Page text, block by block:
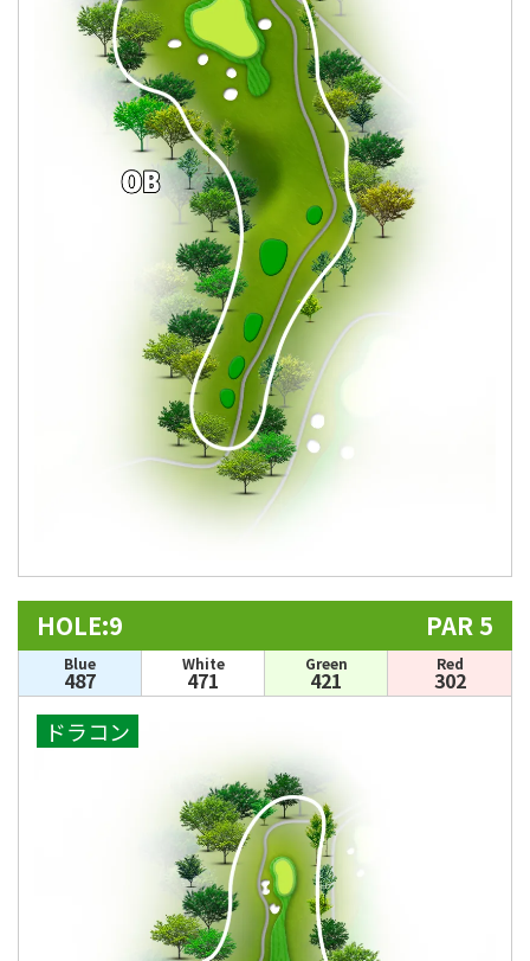
HOLE:9 PAR 5
Blue
487
White
471
Green
421
Red
302
ドラコン